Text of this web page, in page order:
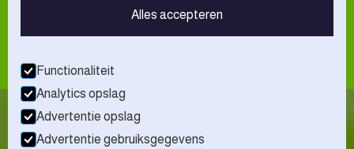
Neem contact op!
VOF John Janssen
Alles accepteren
Functionaliteit
Analytics opslag
Advertentie opslag
Advertentie gebruiksgegevens